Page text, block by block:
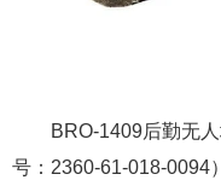
BRO-1409后勤无
号：2360-61-018-0094